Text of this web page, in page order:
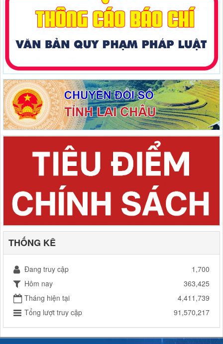
THỐNG KÊ
Đang truy cập
1,700
Hôm nay
363,425
Tháng hiện tại
4,411,739
Tổng lượt truy cập
91,570,217